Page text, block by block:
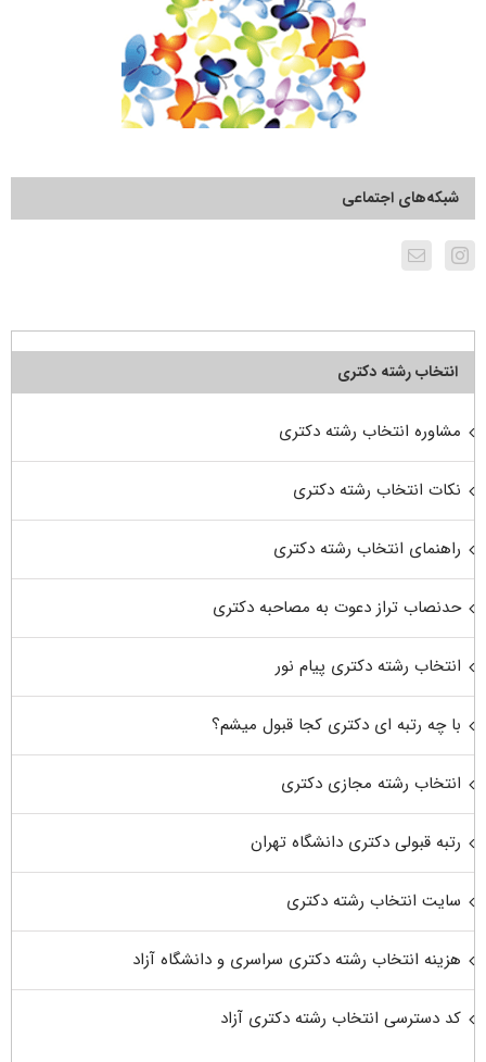
شبکه‌های اجتماعی
انتخاب رشته دکتری
مشاوره انتخاب رشته دکتری
نکات انتخاب رشته دکتری
راهنمای انتخاب رشته دکتری
حدنصاب تراز دعوت به مصاحبه دکتری
انتخاب رشته دکتری پیام نور
با چه رتبه ای دکتری کجا قبول میشم؟
انتخاب رشته مجازی دکتری
رتبه قبولی دکتری دانشگاه تهران
سایت انتخاب رشته دکتری
هزینه انتخاب رشته دکتری سراسری و دانشگاه آزاد
کد دسترسی انتخاب رشته دکتری آزاد